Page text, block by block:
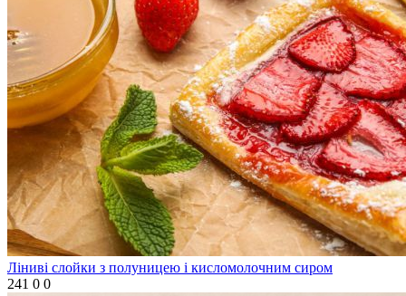
Ліниві слойки з полуницею і кисломолочним сиром
241 0 0